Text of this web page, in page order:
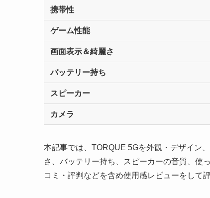
携帯性
ゲーム性能
画面表示＆綺麗さ
バッテリー持ち
スピーカー
カメラ
本記事では、TORQUE 5Gを外観・デザイン
さ、バッテリー持ち、スピーカーの音質、使
コミ・評判などを含め使用感レビューをして